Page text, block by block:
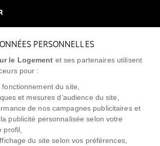
PERSONNELLES
le Logement et ses partenaires utilisent
pour :
du site,
et mesures d’audience du site,
de nos campagnes publicitaires et
publicité personnalisée selon votre
profil,
du site selon vos préférences,
Expulsion" 0805 299 049